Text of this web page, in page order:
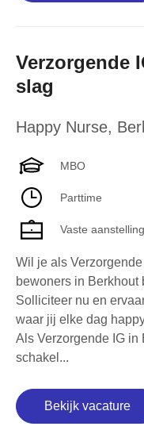
Verzorgende
slag
Happy Nurse,
MBO
Parttime
Vaste aanstelling
Wil je als
bewoners in
Solliciteer nu en
waar jij elke dag
Als Verzorgende IG
schakel...
Bekijk vacature